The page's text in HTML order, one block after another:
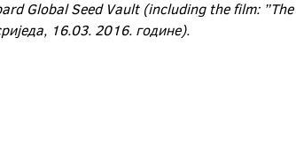
Global Seed Vault (including the film:
16.03. 2016. године).